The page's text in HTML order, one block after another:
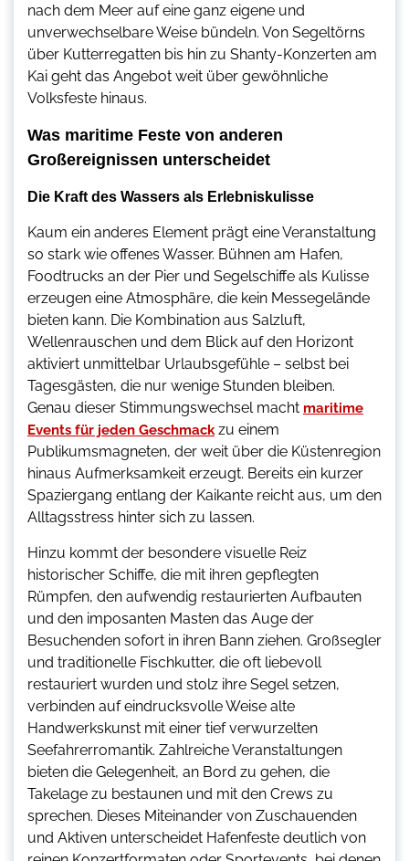
nach dem Meer auf eine ganz eigene und
unverwechselbare Weise bündeln. Von Segeltörns
über Kutterregatten bis hin zu Shanty-Konzerten am
Kai geht das Angebot weit über gewöhnliche
Volksfeste hinaus.
Was maritime Feste von anderen
Großereignissen unterscheidet
Die Kraft des Wassers als Erlebniskulisse
Kaum ein anderes Element prägt eine Veranstaltung
so stark wie offenes Wasser. Bühnen am Hafen,
Foodtrucks an der Pier und Segelschiffe als Kulisse
erzeugen eine Atmosphäre, die kein Messegelände
bieten kann. Die Kombination aus Salzluft,
Wellenrauschen und dem Blick auf den Horizont
aktiviert unmittelbar Urlaubsgefühle – selbst bei
Tagesgästen, die nur wenige Stunden bleiben.
Genau dieser Stimmungswechsel macht maritime
Events für jeden Geschmackzu einem
Publikumsmagneten, der weit über die Küstenregion
hinaus Aufmerksamkeit erzeugt. Bereits ein kurzer
Spaziergang entlang der Kaikante reicht aus, um den
Alltagsstress hinter sich zu lassen.
Hinzu kommt der besondere visuelle Reiz
historischer Schiffe, die mit ihren gepflegten
Rümpfen, den aufwendig restaurierten Aufbauten
und den imposanten Masten das Auge der
Besuchenden sofort in ihren Bann ziehen. Großsegler
und traditionelle Fischkutter, die oft liebevoll
restauriert wurden und stolz ihre Segel setzen,
verbinden auf eindrucksvolle Weise alte
Handwerkskunst mit einer tief verwurzelten
Seefahrerromantik. Zahlreiche Veranstaltungen
bieten die Gelegenheit, an Bord zu gehen, die
Takelage zu bestaunen und mit den Crews zu
sprechen. Dieses Miteinander von Zuschauenden
und Aktiven unterscheidet Hafenfeste deutlich von